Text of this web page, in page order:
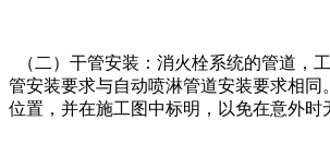
（二）干管安装：消火栓系统的管道，
管安装要求与自动喷淋管道安装要求相
位置，并在施工图中标明，以免在意外时